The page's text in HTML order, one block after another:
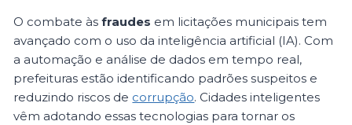
O combate àsfraudes em licitações municipais tem
avançado com o uso da inteligência artificial (IA). Com
a automação e análise de dados em tempo real,
prefeituras estão identificando padrões suspeitos e
reduzindo riscos de corrupção. Cidades inteligentes
vêm adotando essas tecnologias para tornar os